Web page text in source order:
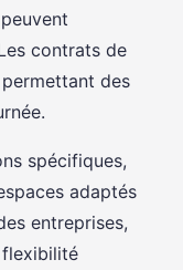
contrats de
des
spécifiques,
adaptés
entreprises,